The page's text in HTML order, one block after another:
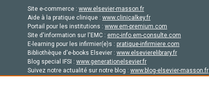
Site e-commerce : www.elsevier-masson.fr
Aide à la pratique clinique : www.clinicalkey.fr
Portail pour les institutions : www.em-premium.com
Site d'information sur l'EMC : emc-info.em-consulte.com
E-learning pour les infirmier(e)s : pratique-infirmiere.com
Bibliothèque d'e-books Elsevier : www.elsevierelibrary.fr
Blog special IFSI : www.generationelsevier.fr
Suivez notre actualité sur notre blog : www.blog-elsevier-masson.fr